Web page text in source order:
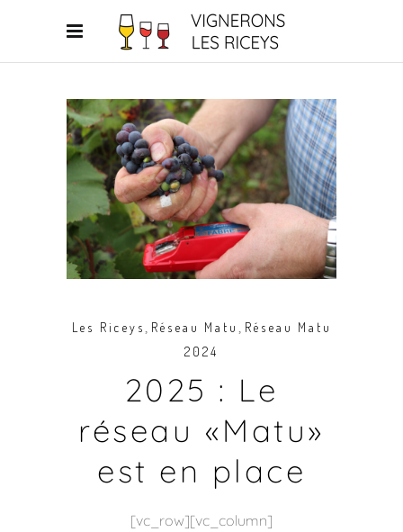
Les Riceys Réseau Matu
Réseau Matu
2024
2025 : Le
réseau «Matu»
est en place
[vc_row][vc_column]